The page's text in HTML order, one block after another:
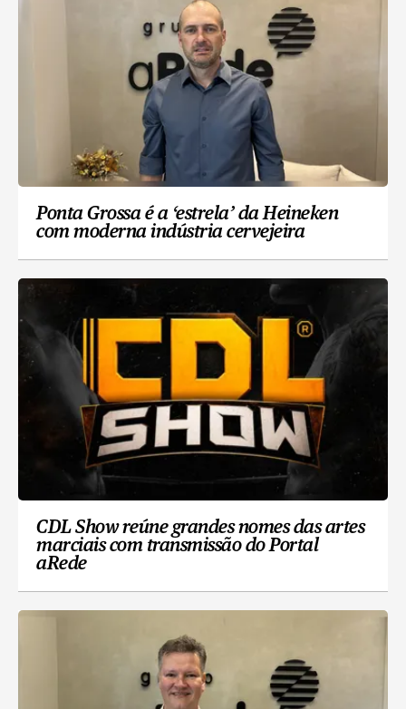
Ponta Grossa é a ‘estrela’ da Heineken
com moderna indústria cervejeira
CDL Show reúne grandes nomes das artes
marciais com transmissão do Portal
aRede